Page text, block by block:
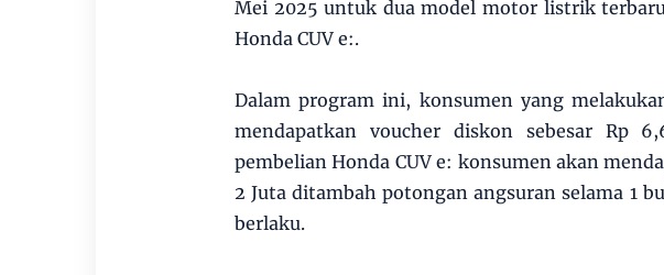
Mei 2025 untuk dua model motor listrik
Honda CUV e:.
Dalam program ini, konsumen yang
mendapatkan voucher diskon sebesar Rp
pembelian Honda CUV e: konsumen akan
2 Juta ditambah potongan angsuran selama 1
berlaku.